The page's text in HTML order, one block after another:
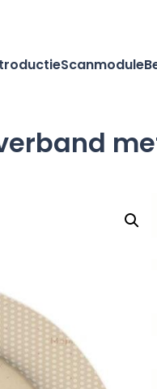
Scanmodule